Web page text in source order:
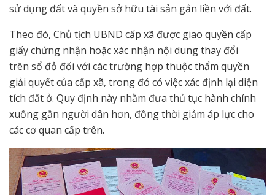
sử dụng đất và quyền sở hữu tài sản gắn liền với đất.
Theo đó, Chủ tịch UBND cấp xã được giao quyền cấp
giấy chứng nhận hoặc xác nhận nội dung thay đổi
trên sổ đỏ đối với các trường hợp thuộc thẩm quyền
giải quyết của cấp xã, trong đó có việc xác định lại diện
tích đất ở. Quy định này nhằm đưa thủ tục hành chính
xuống gần người dân hơn, đồng thời giảm áp lực cho
các cơ quan cấp trên.